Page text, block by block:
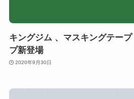
キングジム 、マスキングテー
プ新登場
2020年9月30日